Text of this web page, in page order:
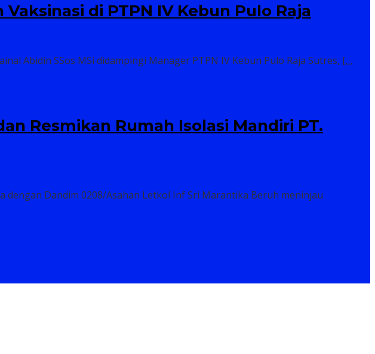
di PTPN IV Kebun Pulo Raja
Abidin SSos MSi didampingi Manager PTPN IV Kebun Pulo Raja Sutres, […
Resmikan Rumah Isolasi Mandiri PT.
dengan Dandim 0208/Asahan Letkol Inf Sri Marantika Beruh meninjau